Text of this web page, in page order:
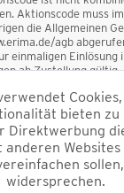
Aktionscode muss
die Allgemeinen
agb
einmaligen Einlösung
ab Zustellung
sind vom Rabatt
anderen Aktionen
Mindestbestellwert
sich inkl.
Nachnahmegebühren,
bieten zu
Direktwerbung
Websites
widersprechen.